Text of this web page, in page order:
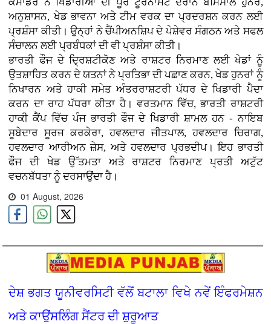
ਅਨੁਸ਼ਾਸਨ, ਖੇਡ ਭਾਵਨਾ ਅਤੇ ਟੀਮ ਵਰਕ ਦਾ ਪ੍ਰਦਰਸ਼ਨ ਕਰਨ ਲਈ
ਪ੍ਰਸ਼ੰਸਾ ਕੀਤੀ। ਉਨ੍ਹਾਂ ਨੇ ਚੈਂਪੀਅਨਸ਼ਿਪ ਦੇ ਪੇਸ਼ੇਵਰ ਸੰਗਠਨ ਅਤੇ ਸਫਲ
ਸੰਚਾਲਨ ਲਈ ਪ੍ਰਬੰਧਕਾਂ ਦੀ ਵੀ ਪ੍ਰਸ਼ੰਸਾ ਕੀਤੀ।
ਭਾਰਤੀ ਫੌਜ ਦੇ ਦ੍ਰਿਸ਼ਟੀਕੋਣ ਅਤੇ ਰਾਸ਼ਟਰ ਨਿਰਮਾਣ ਲਈ ਖੇਡਾਂ ਨੂੰ
ਉਤਸ਼ਾਹਿਤ ਕਰਨ ਦੇ ਯਤਨਾਂ ਨੇ ਪ੍ਰਤਿਭਾ ਦੀ ਪਛਾਣ ਕਰਨ, ਖੇਡ ਹੁਨਰਾਂ ਨੂੰ
ਨਿਖਾਰਨ ਅਤੇ ਹਾਕੀ ਸਮੇਤ ਅੰਤਰਰਾਸ਼ਟਰੀ ਪੱਧਰ ਦੇ ਖਿਡਾਰੀ ਪੈਦਾ
ਕਰਨ ਦਾ ਰਾਹ ਪੱਧਰਾ ਕੀਤਾ ਹੈ। ਵਰਤਮਾਨ ਵਿੱਚ, ਭਾਰਤੀ ਰਾਸ਼ਟਰੀ
ਹਾਕੀ ਕੈਂਪ ਵਿੱਚ ਪੰਜ ਭਾਰਤੀ ਫੌਜ ਦੇ ਖਿਡਾਰੀ ਸ਼ਾਮਲ ਹਨ - ਨਾਇਬ
ਸੂਬੇਦਾਰ ਸੂਰਜ ਕਰਕੇਰਾ, ਹਵਲਦਾਰ ਜੀਤਪਾਲ, ਹਵਲਦਾਰ ਚਿਰਾਗ,
ਹਵਲਦਾਰ ਆਰੀਅਨ ਜ਼ੇਸ, ਅਤੇ ਹਵਲਦਾਰ ਪ੍ਰਭਦੀਪ। ਇਹ ਭਾਰਤੀ
ਫੌਜ ਦੀ ਖੇਡ ਉੱਤਮਤਾ ਅਤੇ ਰਾਸ਼ਟਰ ਨਿਰਮਾਣ ਪ੍ਰਤੀ ਅਟੁੱਟ
ਵਚਨਬੱਧਤਾ ਨੂੰ ਦਰਸਾਉਂਦਾ ਹੈ।
01 August, 2026
ਦੇਸ਼ ਭਗਤ ਯੂਨੀਵਰਸਿਟੀ ਵੱਲੋਂ ਬਟਾਲਾ ਵਿਖੇ ਨਵੇਂ ਇੰਫਰਮੇਸ਼ਨ
ਅਤੇ ਕਾਉਂਸਲਿੰਗ ਸੈਂਟਰ ਦੀ ਸ਼ੁਰੂਆਤ